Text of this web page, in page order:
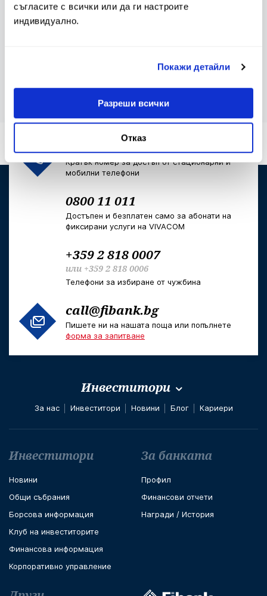
съгласите с всички или да ги настроите
индивидуално.
Покажи детайли
Разреши всички
Отказ
Кратък номер за достъп от стационарни и
мобилни телефони
0800 11 011
Достъпен и безплатен само за абонати на
фиксирани услуги на VIVACOM
+359 2 818 0007
или +359 2 818 0006
Телефони за избиране от чужбина
call@fibank.bg
Пишете ни на нашата поща или попълнете
форма за запитване
Инвеститори
За нас Инвеститори Новини Блог Кариери
Футър навигация
Инвеститори
Новини
Общи събрания
Борсова информация
Клуб на инвеститорите
Финансова информация
Корпоративно управление
За банката
Профил
Финансови отчети
Награди / История